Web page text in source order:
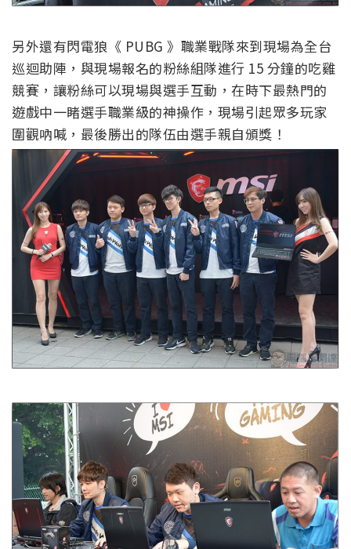
另外還有閃電狼《 PUBG 》職業戰隊來到現場為全台
巡迴助陣，與現場報名的粉絲組隊進行 15 分鐘的吃雞
競賽，讓粉絲可以現場與選手互動，在時下最熱門的
遊戲中一睹選手職業級的神操作，現場引起眾多玩家
圍觀吶喊，最後勝出的隊伍由選手親自頒獎！